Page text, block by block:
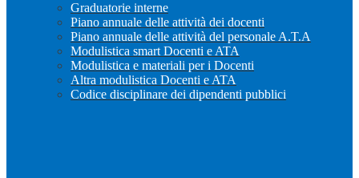
Graduatorie interne
Piano annuale delle attività dei docenti
Piano annuale delle attività del personale A.T.A
Modulistica smart Docenti e ATA
Modulistica e materiali per i Docenti
Altra modulistica Docenti e ATA
Codice disciplinare dei dipendenti pubblici